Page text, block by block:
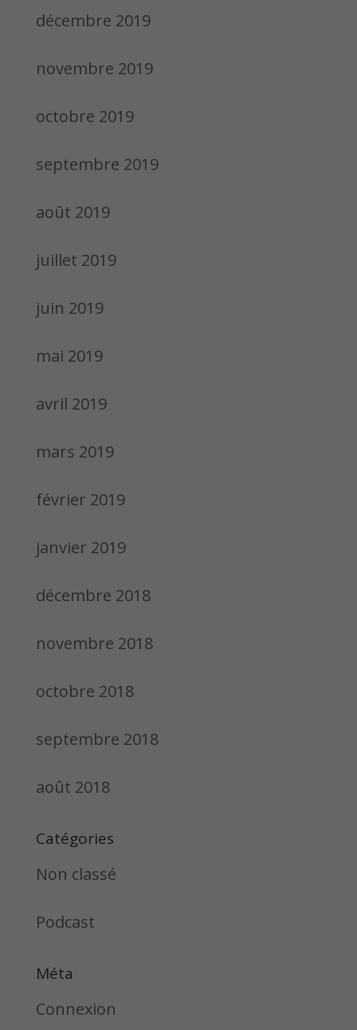
décembre 2019
novembre 2019
octobre 2019
septembre 2019
août 2019
juillet 2019
juin 2019
mai 2019
avril 2019
mars 2019
février 2019
janvier 2019
décembre 2018
novembre 2018
octobre 2018
septembre 2018
août 2018
Catégories
Non classé
Podcast
Méta
Connexion